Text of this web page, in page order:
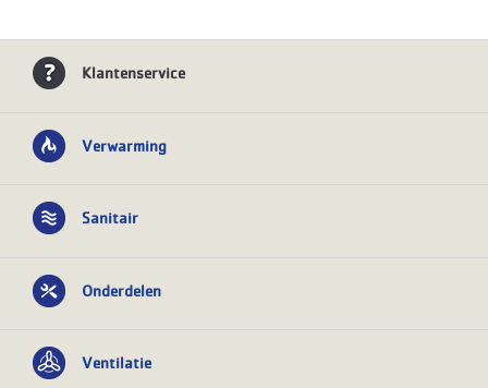
Klantenservice
Verwarming
Sanitair
Onderdelen
Ventilatie